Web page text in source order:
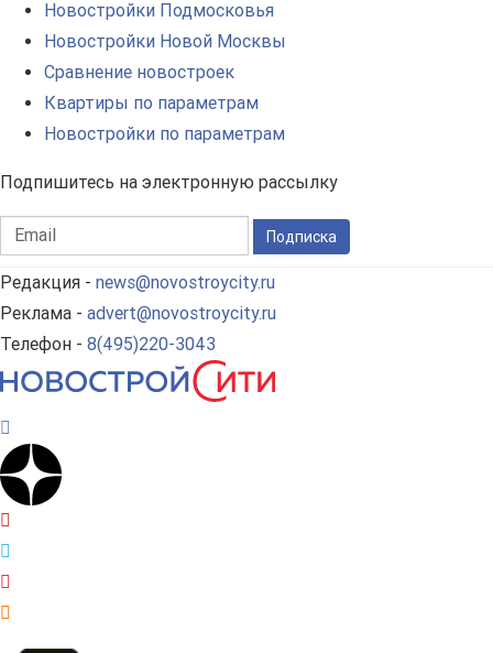
Новостройки Подмосковья
Новостройки Новой Москвы
Сравнение новостроек
Квартиры по параметрам
Новостройки по параметрам
Подпишитесь на электронную рассылку
Подписка
Редакция - news@novostroycity.ru
Реклама - advert@novostroycity.ru
Телефон - 8(495)220-3043